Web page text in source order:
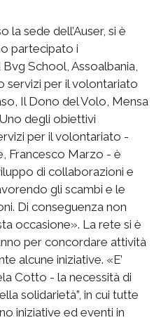
la sede dell’Auser, si è
partecipato i
School, Assoalbania,
servizi per il volontariato
Il Dono del Volo, Mensa
degli obiettivi
per il volontariato -
Francesco Marzo - è
di collaborazioni e
gli scambi e le
Di conseguenza non
occasione». La rete si è
per concordare attività
alcune iniziative. «E’
Cotto - la necessità di
solidarietà”, in cui tutte
iniziative ed eventi in